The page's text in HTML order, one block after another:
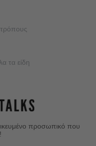
τα είδη
προσωπικό που